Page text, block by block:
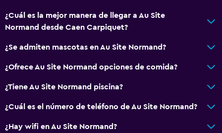
¿Cuál es la mejor manera de llegar a Au Site
Normand desde Caen Carpiquet?
¿Se admiten mascotas en Au Site Normand?
¿Ofrece Au Site Normand opciones de comida?
¿Tiene Au Site Normand piscina?
¿Cuál es el número de teléfono de Au Site Normand?
¿Hay wifi en Au Site Normand?